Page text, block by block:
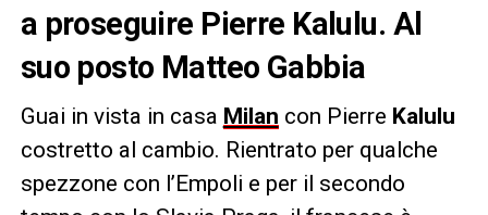
a proseguire Pierre Kalulu. Al
suo posto Matteo Gabbia
Guai in vista in casa Milan con Pierre Kalulu
costretto al cambio. Rientrato per qualche
spezzone con l’Empoli e per il secondo